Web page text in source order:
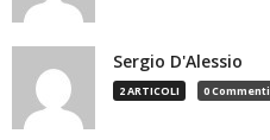
Sergio D'Alessio
2 ARTICOLI 0 Commenti